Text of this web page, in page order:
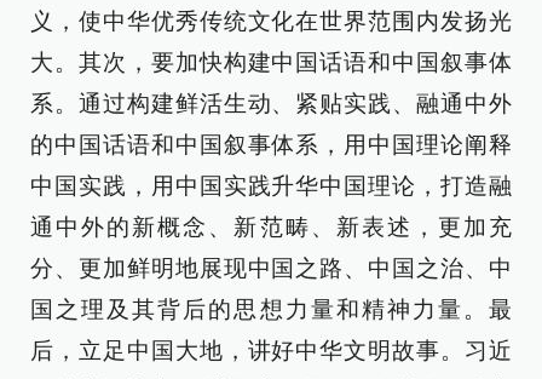
义，使中华优秀传统文化在世界范围内发扬光
大。其次，要加快构建中国话语和中国叙事体
系。通过构建鲜活生动、紧贴实践、融通中外
的中国话语和中国叙事体系，用中国理论阐释
中国实践，用中国实践升华中国理论，打造融
通中外的新概念、新范畴、新表述，更加充
分、更加鲜明地展现中国之路、中国之治、中
国之理及其背后的思想力量和精神力量。最
后，立足中国大地，讲好中华文明故事。习近